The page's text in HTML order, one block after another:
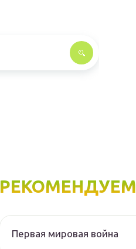
РЕКОМЕНДУЕМ
Первая мировая война